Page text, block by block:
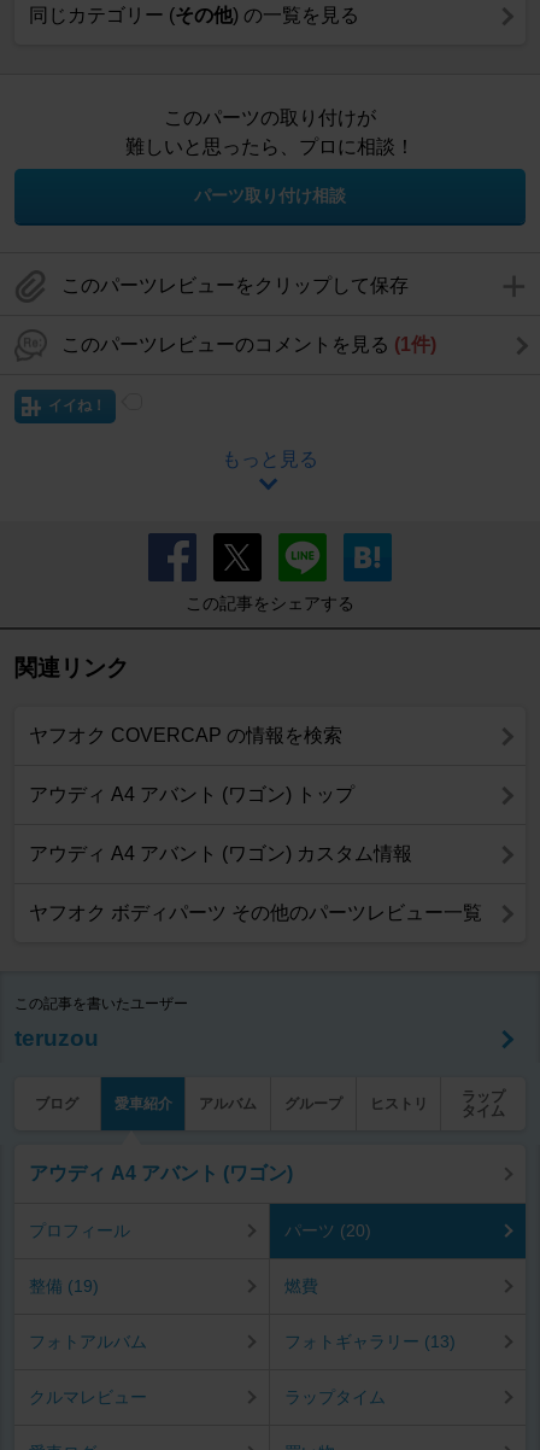
同じカテゴリー (その他) の一覧を見る
このパーツの取り付けが
難しいと思ったら、プロに相談！
パーツ取り付け相談
このパーツレビューをクリップして保存
このパーツレビューのコメントを見る (1件)
イイね！
もっと見る
この記事をシェアする
関連リンク
ヤフオク COVERCAP の情報を検索
アウディ A4 アバント (ワゴン) トップ
アウディ A4 アバント (ワゴン) カスタム情報
ヤフオク ボディパーツ その他のパーツレビュー一覧
この記事を書いたユーザー
teruzou
ブログ 愛車紹介 アルバム グループ ヒストリ
ラップ
タイム
アウディ A4 アバント (ワゴン)
プロフィール パーツ (20)
整備 (19) 燃費
フォトアルバム フォトギャラリー (13)
クルマレビュー ラップタイム